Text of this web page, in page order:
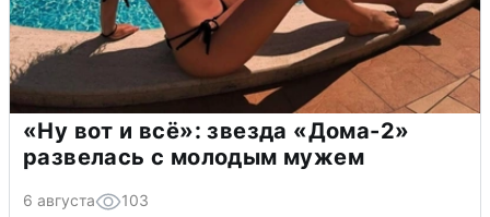
«Ну вот и всё»: звезда «Дома-2»
развелась с молодым мужем
6 августа 103